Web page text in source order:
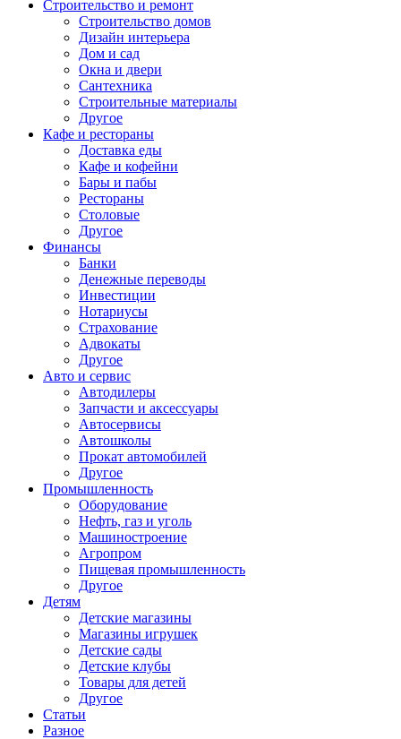
Строительство и ремонт
Строительство домов
Дизайн интерьера
Дом и сад
Окна и двери
Сантехника
Строительные материалы
Другое
Кафе и рестораны
Доставка еды
Кафе и кофейни
Бары и пабы
Рестораны
Столовые
Другое
Финансы
Банки
Денежные переводы
Инвестиции
Нотариусы
Страхование
Адвокаты
Другое
Авто и сервис
Автодилеры
Запчасти и аксессуары
Автосервисы
Автошколы
Прокат автомобилей
Другое
Промышленность
Оборудование
Нефть, газ и уголь
Машиностроение
Агропром
Пищевая промышленность
Другое
Детям
Детские магазины
Магазины игрушек
Детские сады
Детские клубы
Товары для детей
Другое
Статьи
Разное